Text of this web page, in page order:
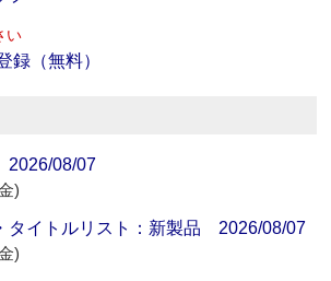
い
録（無料）
08/07
)
タイトルリスト：新製品 2026/08/07
)